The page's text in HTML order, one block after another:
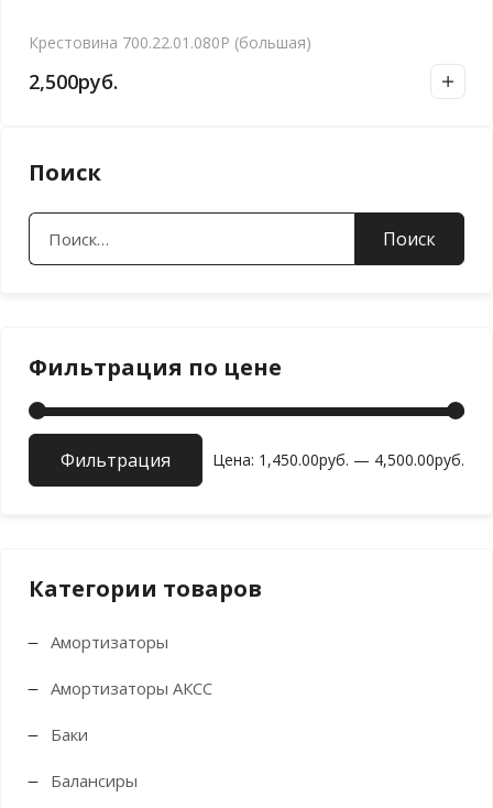
Крестовина 700.22.01.080Р (большая)
2,500руб.
Поиск
Найти:
Фильтрация по цене
Фильтрация Цена: 1,450.00руб. — 4,500.00руб.
Категории товаров
Амортизаторы
Амортизаторы АКСС
Баки
Балансиры